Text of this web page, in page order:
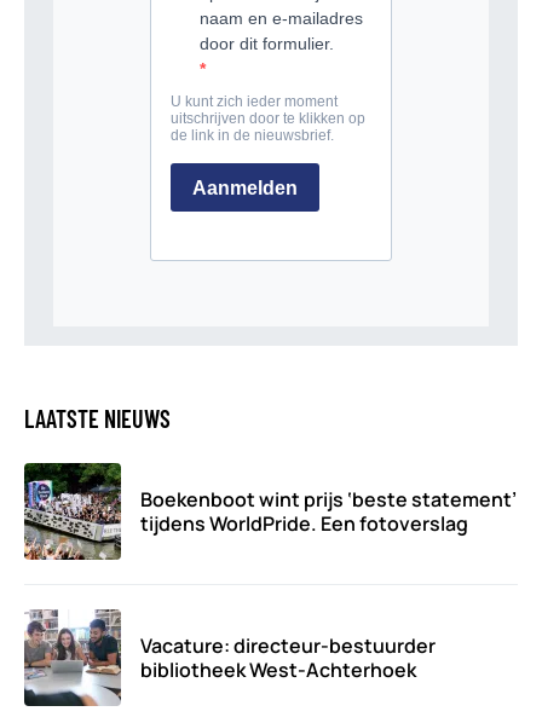
LAATSTE NIEUWS
Boekenboot wint prijs ‘beste statement’
tijdens WorldPride. Een fotoverslag
Vacature: directeur-bestuurder
bibliotheek West-Achterhoek